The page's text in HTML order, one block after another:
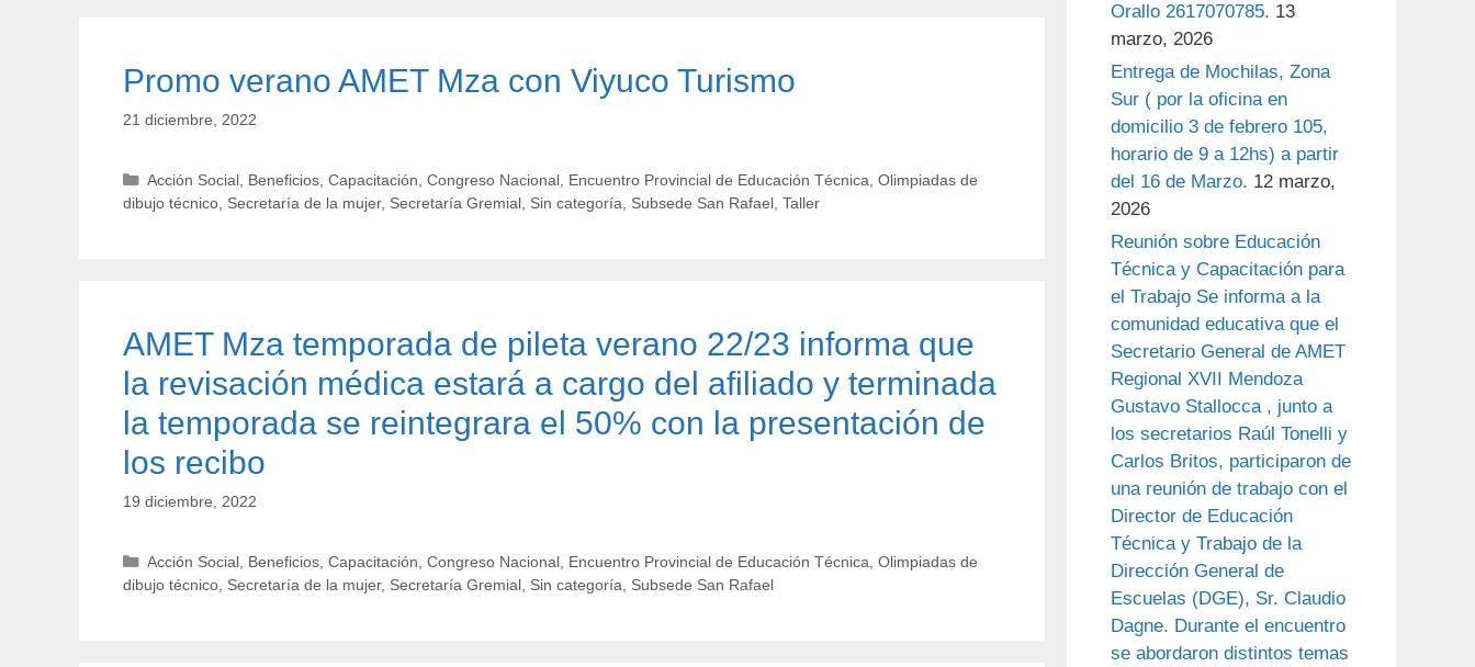
Promo verano AMET Mza con Viyuco Turismo
21 diciembre, 2022
Categorías
Acción Social, Beneficios, Capacitación Congreso Nacional, Encuentro Provincial de Educación Técnica Olimpiadas de
dibujo técnico Secretaría de la mujer, Secretaría Gremial Sin categoría Subsede San Rafael Taller
AMET Mza temporada de pileta verano 22/23 informa que
la revisación médica estará a cargo del afiliado y terminada
la temporada se reintegrara el 50% con la presentación de
los recibo
19 diciembre, 2022
Categorías
Acción Social, Beneficios, Capacitación Congreso Nacional, Encuentro Provincial de Educación Técnica Olimpiadas de
dibujo técnico Secretaría de la mujer, Secretaría Gremial Sin categoría Subsede San Rafael
Orallo 2617070785. 13
marzo, 2026
Entrega de Mochilas, Zona
Sur ( por la oficina en
domicilio 3 de febrero 105,
horario de 9 a 12hs) a partir
del 16 de Marzo. 12 marzo,
2026
Reunión sobre Educación
Técnica y Capacitación para
el Trabajo Se informa a la
comunidad educativa que el
Secretario General de AMET
Regional XVII Mendoza
Gustavo Stallocca , junto a
los secretarios Raúl Tonelli y
Carlos Britos, participaron de
una reunión de trabajo con el
Director de Educación
Técnica y Trabajo de la
Dirección General de
Escuelas (DGE), Sr. Claudio
Dagne. Durante el encuentro
se abordaron distintos temas